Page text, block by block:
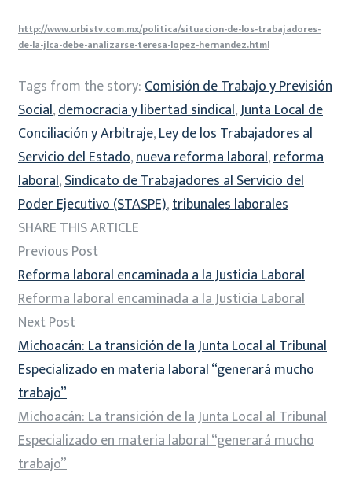
http://www.urbistv.com.mx/politica/situacion-de-los-trabajadores-
de-la-jlca-debe-analizarse-teresa-lopez-hernandez.html
Tags from the story:Comisión de Trabajo y Previsión
Social,democracia y libertad sindical,Junta Local de
Conciliación y Arbitraje,Ley de los Trabajadores al
Servicio del Estado,nueva reforma laboral,reforma
laboral,Sindicato de Trabajadores al Servicio del
Poder Ejecutivo (STASPE),tribunales laborales
SHARE THIS ARTICLE
Previous Post
Reforma laboral encaminada a la Justicia Laboral
Reforma laboral encaminada a la Justicia Laboral
Next Post
Michoacán: La transición de la Junta Local al Tribunal
Especializado en materia laboral “generará mucho
trabajo”
Michoacán: La transición de la Junta Local al Tribunal
Especializado en materia laboral “generará mucho
trabajo”